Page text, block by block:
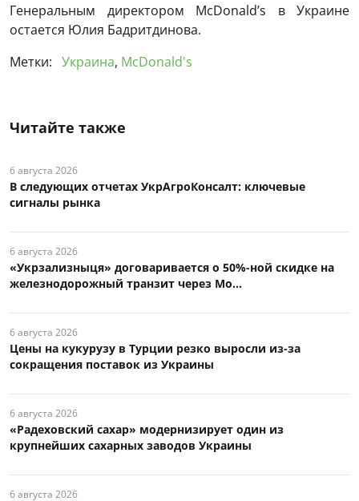
Генеральным директором McDonald’s в Украине
остается Юлия Бадритдинова.
Метки: Украина, McDonald's
Читайте также
6 августа 2026
В следующих отчетах УкрАгроКонсалт: ключевые
сигналы рынка
6 августа 2026
«Укрзализныця» договаривается о 50%-ной скидке на
железнодорожный транзит через Мо...
6 августа 2026
Цены на кукурузу в Турции резко выросли из-за
сокращения поставок из Украины
6 августа 2026
«Радеховский сахар» модернизирует один из
крупнейших сахарных заводов Украины
6 августа 2026